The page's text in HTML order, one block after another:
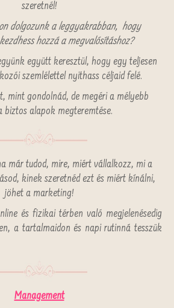
szeretnél!
dolgozunk a leggyakrabban, hogy
hozzá a megvalósításhoz?
együtt keresztül, hogy egy teljesen
szemlélettel nyithass céljaid felé.
mint gondolnád, de megéri a mélyebb
biztos alapok megteremtése.
már tudod, mire, miért vállalkozz, mi a
kinek szeretnéd ezt és miért kínálni,
jöhet a marketing!
és fizikai térben való megjelenésedig
a tartalmaidon és napi rutinná tesszük
Management